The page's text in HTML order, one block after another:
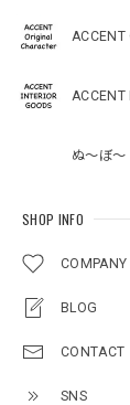
ACCENT
ぬ～ぼ～
SHOP INFO
COMPANY
BLOG
CONTACT
SNS